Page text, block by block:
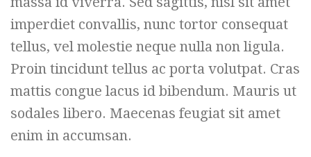
imperdiet convallis, nunc tortor consequat
tellus, vel molestie neque nulla non ligula.
Proin tincidunt tellus ac porta volutpat. Cras
mattis congue lacus id bibendum. Mauris ut
sodales libero. Maecenas feugiat sit amet
enim in accumsan.